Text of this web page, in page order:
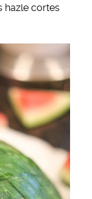
hazle cortes